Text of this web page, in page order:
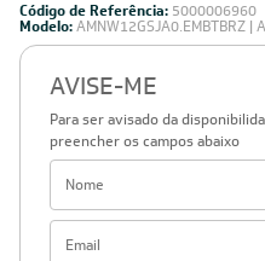
Código de Referência: 5000006960
Modelo:AMNW12GSJA0.EMBTBRZ |
AVISE-ME
Para ser avisado da
preencher os campos abaixo